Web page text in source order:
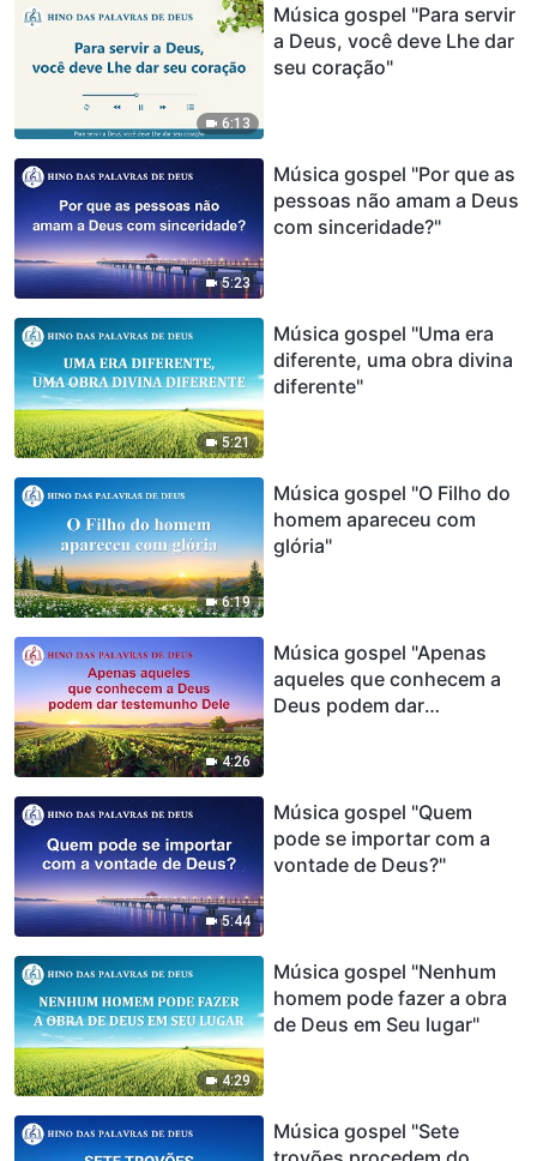
6:13
Música gospel "Para servir
a Deus, você deve Lhe dar
seu coração"
5:23
Música gospel "Por que as
pessoas não amam a Deus
com sinceridade?"
5:21
Música gospel "Uma era
diferente, uma obra divina
diferente"
6:19
Música gospel "O Filho do
homem apareceu com
glória"
4:26
Música gospel "Apenas
aqueles que conhecem a
Deus podem dar
5:44
Música gospel "Quem
pode se importar com a
vontade de Deus?"
4:29
Música gospel "Nenhum
homem pode fazer a obra
de Deus em Seu lugar"
Música gospel "Sete